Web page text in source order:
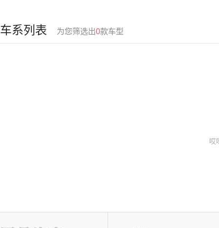
车系列表 为您筛选出0款车型
哎